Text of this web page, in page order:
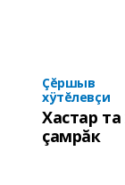
Çĕршыв
хÿтĕлевçи
Хастар
çамрăк